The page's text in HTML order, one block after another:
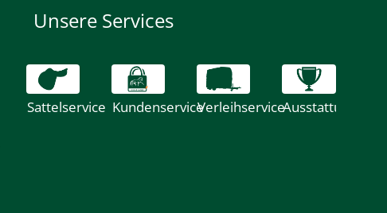
Unsere Services
Sattelservice KundenserviceVerleihserviceAusstattung